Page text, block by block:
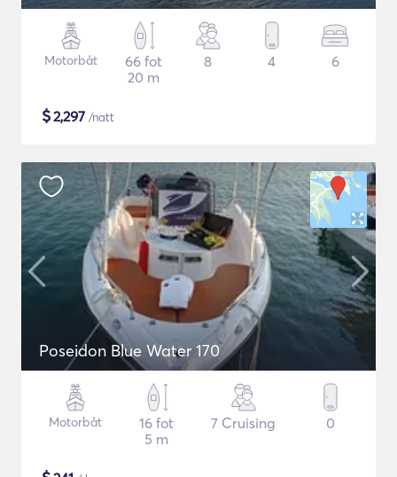
Motorbåt
66 fot
20 m
8 4 6
$2,297 /natt
Poseidon Blue Water 170
Motorbåt
16 fot
5 m
7 Cruising 0